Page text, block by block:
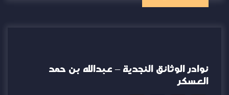
نوادر الوثائق النجدية – عبدالله بن حمد
العسكر